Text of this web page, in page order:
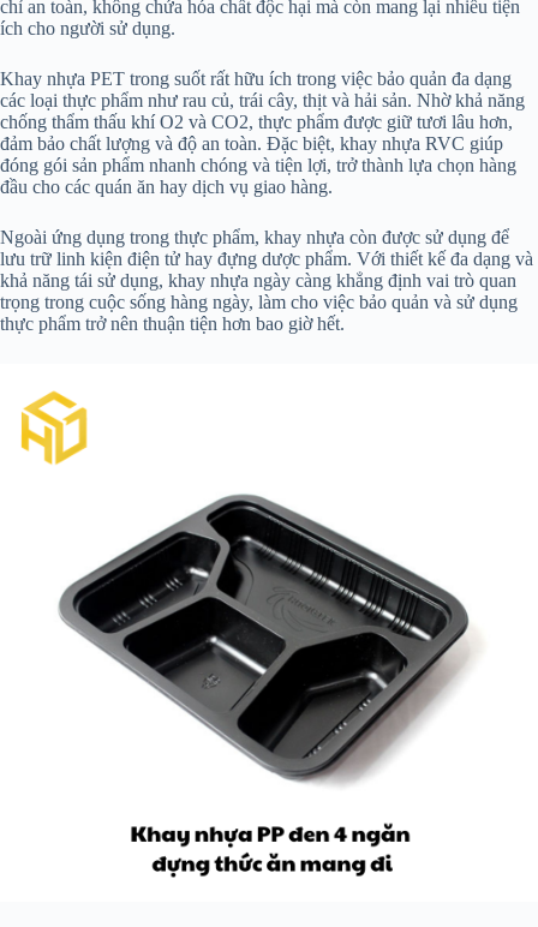
chỉ an toàn, không chứa hóa chất độc hại mà còn mang lại nhiều tiện
ích cho người sử dụng.
Khay nhựa PET trong suốt rất hữu ích trong việc bảo quản đa dạng
các loại thực phẩm như rau củ, trái cây, thịt và hải sản. Nhờ khả năng
chống thẩm thấu khí O2 và CO2, thực phẩm được giữ tươi lâu hơn,
đảm bảo chất lượng và độ an toàn. Đặc biệt, khay nhựa RVC giúp
đóng gói sản phẩm nhanh chóng và tiện lợi, trở thành lựa chọn hàng
đầu cho các quán ăn hay dịch vụ giao hàng.
Ngoài ứng dụng trong thực phẩm, khay nhựa còn được sử dụng để
lưu trữ linh kiện điện tử hay đựng dược phẩm. Với thiết kế đa dạng và
khả năng tái sử dụng, khay nhựa ngày càng khẳng định vai trò quan
trọng trong cuộc sống hàng ngày, làm cho việc bảo quản và sử dụng
thực phẩm trở nên thuận tiện hơn bao giờ hết.